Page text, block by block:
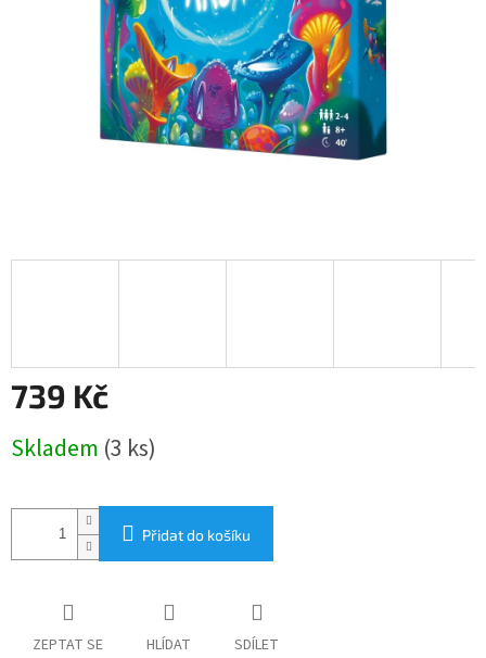
739 Kč
cena:
Skladem (3 ks)
Přidat do košíku
ZEPTAT SE HLÍDAT SDÍLET